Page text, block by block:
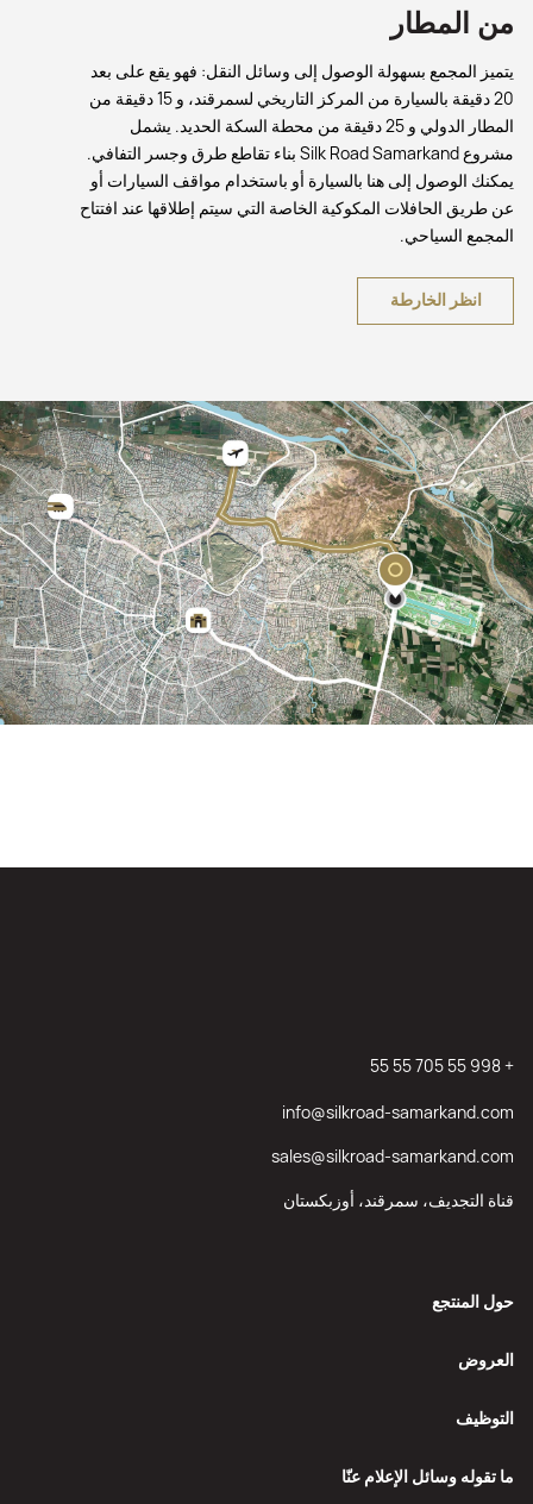
من المطار
يتميز المجمع بسهولة الوصول إلى وسائل النقل: فهو يقع على بعد
20 دقيقة بالسيارة من المركز التاريخي لسمرقند، و 15 دقيقة من
المطار الدولي و 25 دقيقة من محطة السكة الحديد. يشمل
مشروع Silk Road Samarkand بناء تقاطع طرق وجسر التفافي.
يمكنك الوصول إلى هنا بالسيارة أو باستخدام مواقف السيارات أو
عن طريق الحافلات المكوكية الخاصة التي سيتم إطلاقها عند افتتاح
المجمع السياحي.
انظر الخارطة
حول المنتجع
العروض
التوظيف
ما تقوله وسائل الإعلام عنّا
+ 998 55 705 55 55
info@silkroad-samarkand.com
sales@silkroad-samarkand.com
قناة التجديف، سمرقند، أوزبكستان